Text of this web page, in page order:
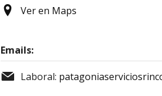
Ver en Maps
Emails:
Laboral: